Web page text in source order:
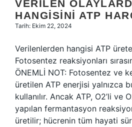
VERILEN
HANGISINI ATP
Tarih: Ekim 22, 2024
Verilenlerden hangisi ATP
Fotosentez reaksiyonları
ÖNEMLİ NOT: Fotosentez ve
üretilen ATP enerjisi yalnızca
kullanılır. Ancak ATP, O2’li ve
yapılan fermantasyon
üretilir; hücrenin tüm hayati